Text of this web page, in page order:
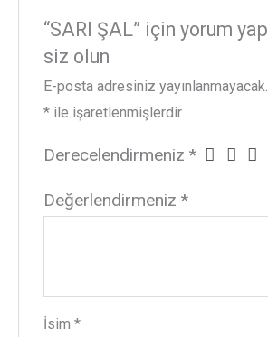
“SARI ŞAL” için yorum
siz olun
E-posta adresiniz yayınlanmayacak.
*ile işaretlenmişlerdir
Derecelendirmeniz *
Değerlendirmeniz *
İsim *